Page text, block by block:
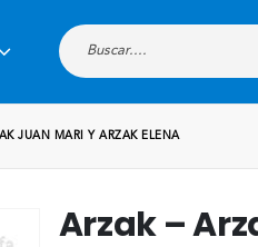
JUAN MARI Y ARZAK ELENA
Arzak –